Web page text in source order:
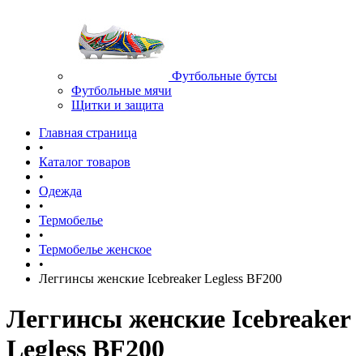
Футбольные бутсы
Футбольные мячи
Щитки и защита
Главная страница
•
Каталог товаров
•
Одежда
•
Термобелье
•
Термобелье женское
•
Леггинсы женские Icebreaker Legless BF200
Леггинсы женские Icebreaker
Legless BF200